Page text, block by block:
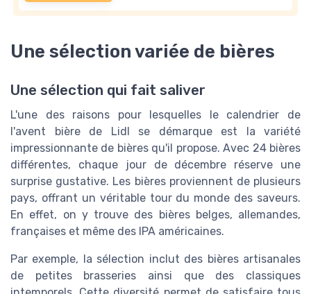
Une sélection variée de bières
Une sélection qui fait saliver
L'une des raisons pour lesquelles le calendrier de
l'avent bière de Lidl se démarque est la variété
impressionnante de bières qu'il propose. Avec 24 bières
différentes, chaque jour de décembre réserve une
surprise gustative. Les bières proviennent de plusieurs
pays, offrant un véritable tour du monde des saveurs.
En effet, on y trouve des bières belges, allemandes,
françaises et même des IPA américaines.
Par exemple, la sélection inclut des bières artisanales
de petites brasseries ainsi que des classiques